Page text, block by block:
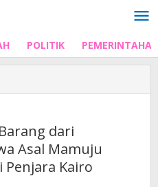
POLITIK
Teman
dari
Indonesia,
Mahasiswa
dari
Asal Mamuju
Penjara Kairo